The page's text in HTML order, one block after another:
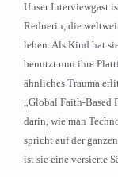
Unser Interviewgast
Rednerin, die
leben. Als Kind hat
benutzt nun ihre
ähnliches Trauma
„Global Faith-Based
darin, wie man
spricht auf der
ist sie eine versierte